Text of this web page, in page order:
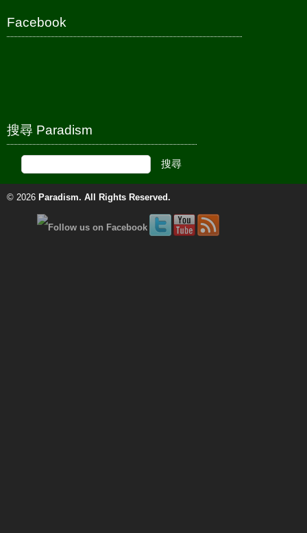
Facebook
搜尋 Paradism
© 2026 Paradism. All Rights Reserved.